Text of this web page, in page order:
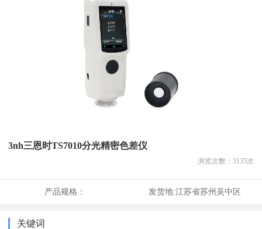
3nh三恩时TS7010分光精密色差仪
浏览次数： 3135次
产品规格： 发货地:江苏省苏州吴中区
关键词